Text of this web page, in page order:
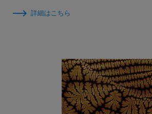
詳細はこちら